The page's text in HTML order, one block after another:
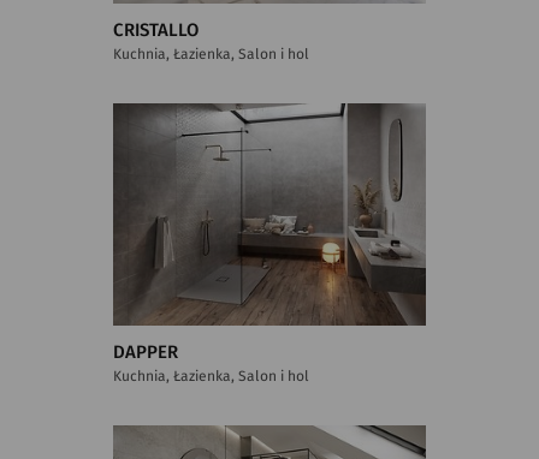
CRISTALLO
Kuchnia, Łazienka, Salon i hol
DAPPER
Kuchnia, Łazienka, Salon i hol